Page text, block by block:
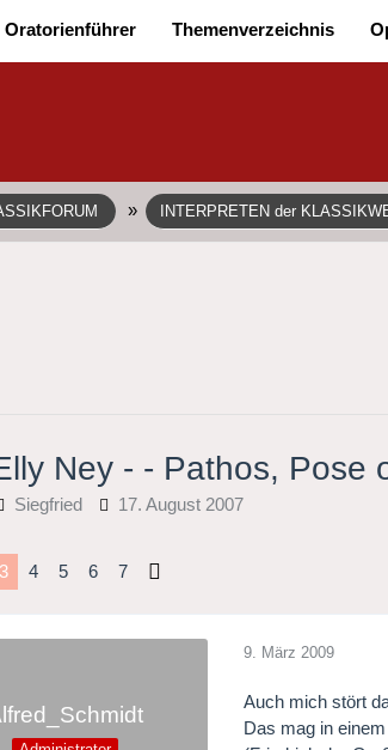
Oratorienführer Themenverzeichnis
» INTERPRETEN der
Ney - - Pathos, Pose
Siegfried 17. August 2007
3 4 5 6 7
9. März 2009
Auch mich stört
Das mag in